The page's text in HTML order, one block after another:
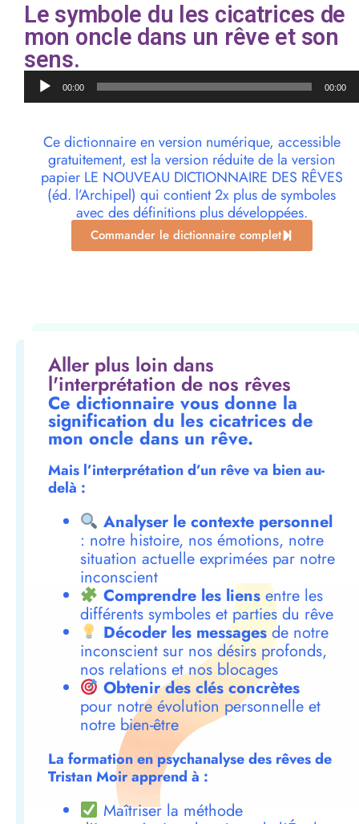
Le symbole du les cicatrices de
mon oncle dans un rêve et son
sens.
Lecteur
audio00:00 00:00
Ce dictionnaire en version numérique, accessible
gratuitement, est la version réduite de la version
papier LE NOUVEAU DICTIONNAIRE DES RÊVES
(éd. l’Archipel) qui contient 2x plus de symboles
avec des définitions plus développées.
Commander le dictionnaire complet
Aller plus loin dans
l'interprétation de nos rêves
Ce dictionnaire vous donne la
signification du les cicatrices de
mon oncle dans un rêve.
Mais l’interprétation d’un rêve va bien au-
delà :
Analyser le contexte personnel
: notre histoire, nos émotions, notre
situation actuelle exprimées par notre
inconscient
Comprendre les liensentre les
différents symboles et parties du rêve
Décoder les messagesde notre
inconscient sur nos désirs profonds,
nos relations et nos blocages
Obtenir des clés concrètes
pour notre évolution personnelle et
notre bien-être
La formation en psychanalyse des rêves de
Tristan Moir apprend à :
Maîtriser la méthode